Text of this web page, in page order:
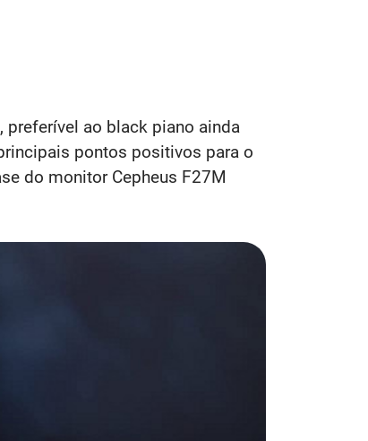
preferível ao black piano ainda
pontos positivos para o
do monitor Cepheus F27M